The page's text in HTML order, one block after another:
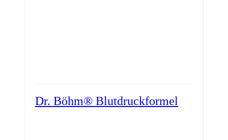
Dr. Böhm® Blutdruckformel